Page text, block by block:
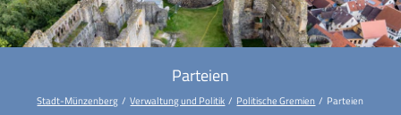
Parteien
Stadt-Münzenberg Verwaltung und Politik Politische Gremien Parteien